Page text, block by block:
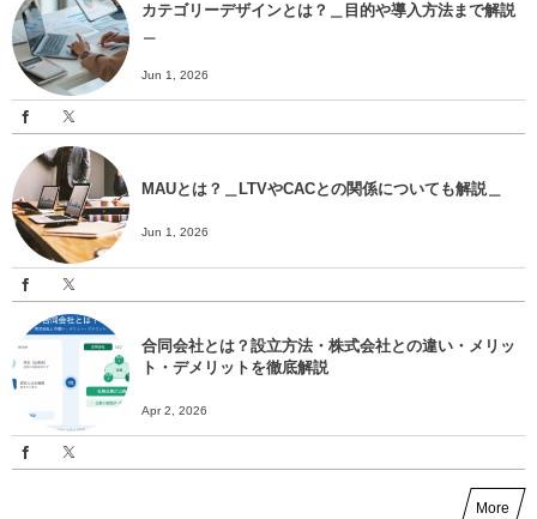
カテゴリーデザインとは？＿目的や導入方法まで解説
Jun 1, 2026
MAUとは？＿LTVやCACとの関係についても解説＿
Jun 1, 2026
合同会社とは？設立方法・株式会社との違い・メリッ
ト・デメリットを徹底解説
Apr 2, 2026
More